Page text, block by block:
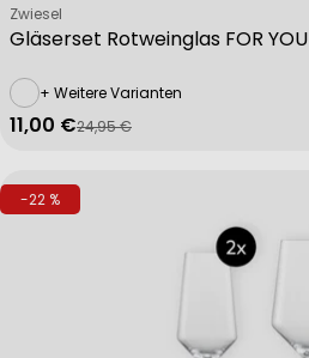
Gläserset Rotweinglas FOR YOU
Verkäufer:
Zwiesel
+ Weitere Varianten
Verkaufspreis
11,00 €
Regulärer Preis
24,95 €
-22 %